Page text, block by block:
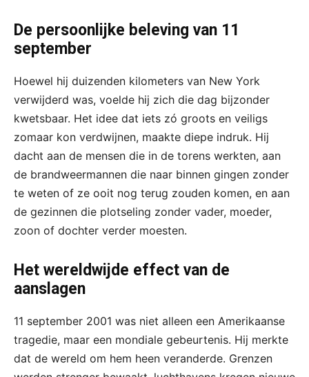
De persoonlijke beleving van 11
september
Hoewel hij duizenden kilometers van New York
verwijderd was, voelde hij zich die dag bijzonder
kwetsbaar. Het idee dat iets zó groots en veiligs
zomaar kon verdwijnen, maakte diepe indruk. Hij
dacht aan de mensen die in de torens werkten, aan
de brandweermannen die naar binnen gingen zonder
te weten of ze ooit nog terug zouden komen, en aan
de gezinnen die plotseling zonder vader, moeder,
zoon of dochter verder moesten.
Het wereldwijde effect van de
aanslagen
11 september 2001 was niet alleen een Amerikaanse
tragedie, maar een mondiale gebeurtenis. Hij merkte
dat de wereld om hem heen veranderde. Grenzen